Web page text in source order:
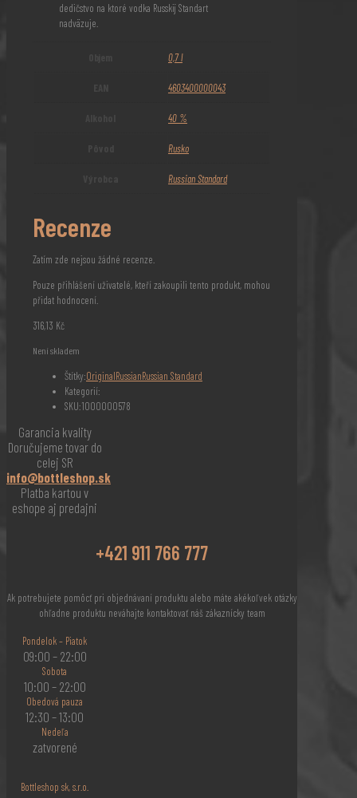
dedičstvo na ktoré vodka Russkij Standart
nadväzuje.
0,7 l
4603400000043
40 %
Rusko
Russian Standard
Recenze
Zatím zde nejsou žádné recenze.
Pouze přihlášení uživatelé, kteří zakoupili tento produkt, mohou
přidat hodnocení.
316,13 Kč
Není skladem
Štítky:OriginalRussianRussian Standard
Kategorií:
SKU:1000000578
Garancia kvality
Doručujeme tovar do
celej SR
info@bottleshop.sk
Platba kartou v
eshope aj predajni
+421 911 766 777
Ak potrebujete pomôcť pri objednávaní produktu alebo máte akékoľvek otázky
ohľadne produktu neváhajte kontaktovať náš zákaznícky team
Pondelok – Piatok
09:00 – 22:00
Sobota
10:00 – 22:00
Obedová pauza
12:30 – 13:00
Nedeľa
zatvorené
Bottleshop sk, s.r.o.